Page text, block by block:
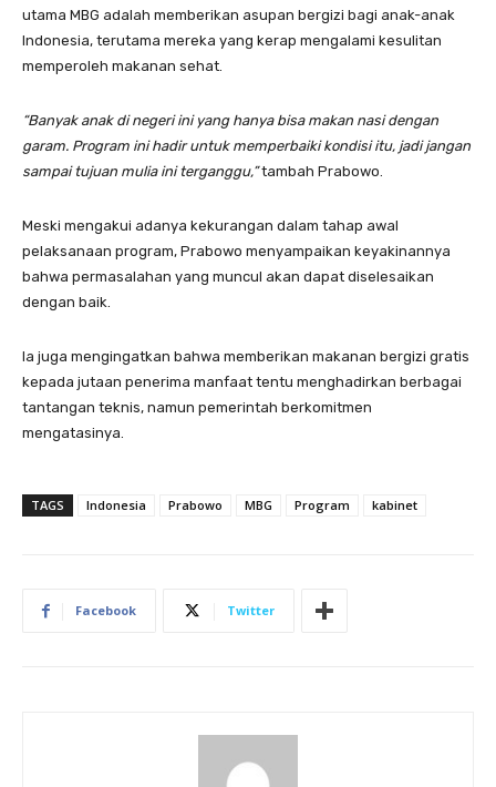
utama MBG adalah memberikan asupan bergizi bagi anak-anak
Indonesia, terutama mereka yang kerap mengalami kesulitan
memperoleh makanan sehat.
“Banyak anak di negeri ini yang hanya bisa makan nasi dengan
garam. Program ini hadir untuk memperbaiki kondisi itu, jadi jangan
sampai tujuan mulia ini terganggu,”tambah Prabowo.
Meski mengakui adanya kekurangan dalam tahap awal
pelaksanaan program, Prabowo menyampaikan keyakinannya
bahwa permasalahan yang muncul akan dapat diselesaikan
dengan baik.
Ia juga mengingatkan bahwa memberikan makanan bergizi gratis
kepada jutaan penerima manfaat tentu menghadirkan berbagai
tantangan teknis, namun pemerintah berkomitmen
mengatasinya.
TAGS Indonesia Prabowo MBG Program kabinet
Facebook Twitter